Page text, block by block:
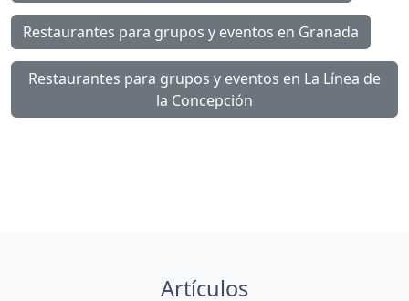
Restaurantes para grupos y eventos en Granada
Restaurantes para grupos y eventos en La Línea de
la Concepción
Artículos